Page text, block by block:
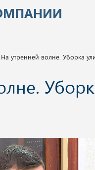
На утренней волне. Уборка